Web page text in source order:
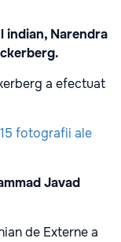
indian, Narendra
a efectuat
Javad
de Externe a